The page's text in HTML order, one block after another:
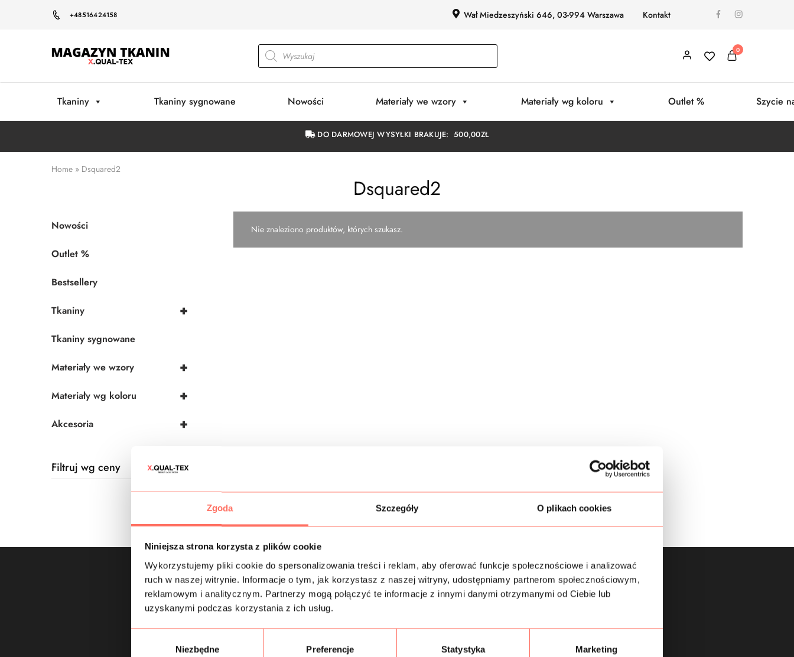
Zgoda Szczegóły O plikach cookies
Niniejsza strona korzysta z plików cookie
Wykorzystujemy pliki cookie do spersonalizowania treści i reklam, aby oferować funkcje społecznościowe i analizować
ruch w naszej witrynie. Informacje o tym, jak korzystasz z naszej witryny, udostępniamy partnerom społecznościowym,
reklamowym i analitycznym. Partnerzy mogą połączyć te informacje z innymi danymi otrzymanymi od Ciebie lub
uzyskanymi podczas korzystania z ich usług.
Niezbędne Preferencje Statystyka Marketing
+48516424158 Wał Miedzeszyński 646, 03-994 Warszawa Kontakt
Magazyn
0
Tkaniny Tkaniny sygnowane Nowości Materiały we wzory Materiały wg koloru Outlet % Szycie
DO DARMOWEJ WYSYŁKI BRAKUJE:500,00ZŁ
Home » Dsquared2
Dsquared2
Nie znaleziono produktów, których szukasz.
Nowości
Outlet %
Bestsellery
+
Tkaniny
Tkaniny sygnowane
+
Materiały we wzory
+
Materiały wg koloru
+
Akcesoria
Filtruj wg ceny
Zapisz się do newslettera
i odbierz -10%